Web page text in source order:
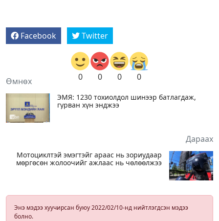
Facebook Twitter
0 0 0 0
Өмнөх
ЭМЯ: 1230 тохиолдол шинээр батлагдаж,
гурван хүн энджээ
Дараах
Мотоциклтэй эмэгтэйг араас нь зориудаар
мөргөсөн жолоочийг ажлаас нь чөлөөлжээ
Энэ мэдээ хуучирсан буюу 2022/02/10-нд нийтлэгдсэн мэдээ
болно.